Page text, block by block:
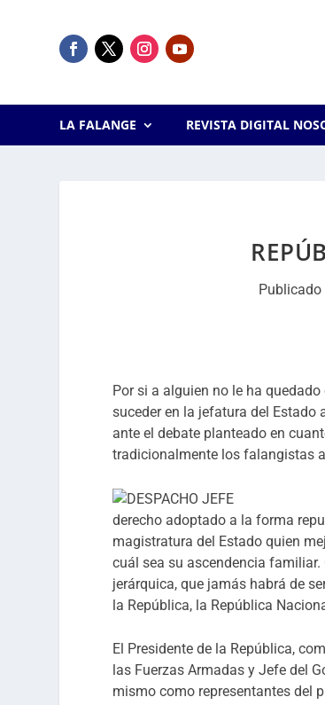
LA FALANGE REVISTA DIGITAL
Publicado
Por si a alguien no le ha
suceder en la jefatura del Estado
ante el debate planteado en
tradicionalmente los falangistas
derecho adoptado a la forma
magistratura del Estado quien
cuál sea su ascendencia
jerárquica, que jamás habrá de
la República, la República
El Presidente de la República,
las Fuerzas Armadas y Jefe del
mismo como representantes del